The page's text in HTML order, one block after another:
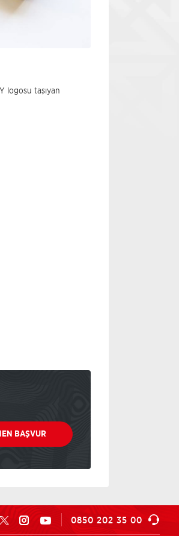
logosu taşıyan
BAŞVUR
0850 202 35 00
TwitterinstagramYoutube